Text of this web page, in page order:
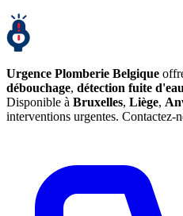
Urgence Plomberie Belgique
débouchage, détection fuite
Disponible à Bruxelles, Liège,
interventions urgentes. Contactez-